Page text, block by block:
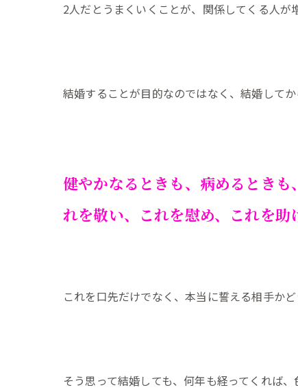
2人だとうまくいくことが、関係してくる人が
結婚することが目的なのではなく、結婚してか
健やかなるときも、病めるとき
れを敬い、これを慰め、これを
これを口先だけでなく、本当に誓える相手か
そう思って結婚しても、何年も経ってくれば、